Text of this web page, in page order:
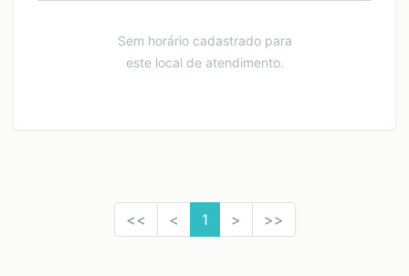
Sem horário cadastrado para
este local de atendimento.
<< < 1 > >>